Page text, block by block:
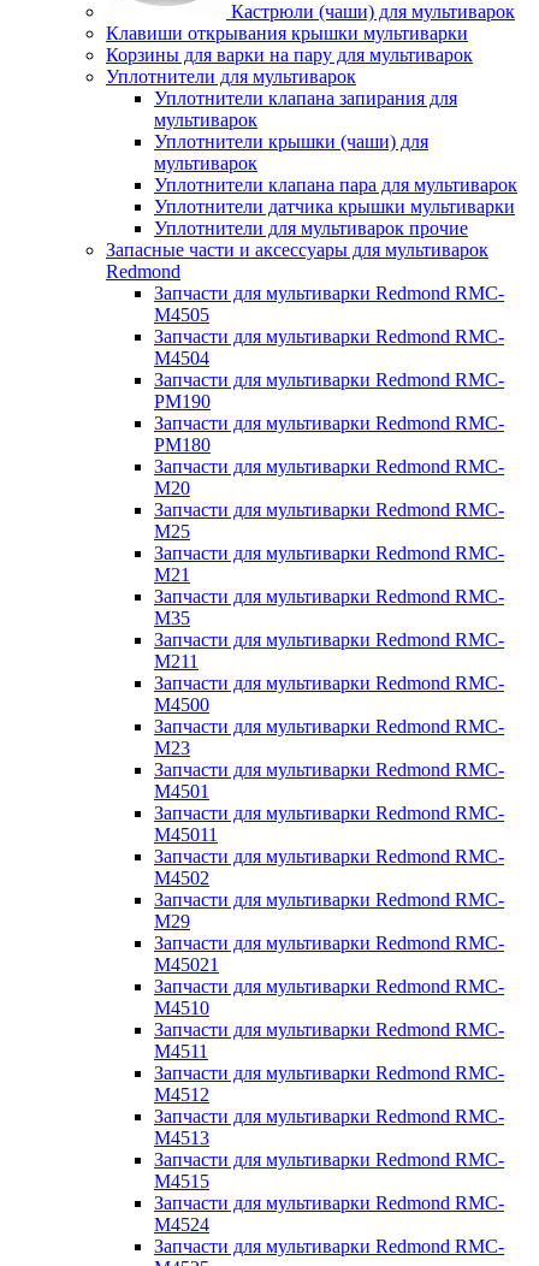
Кастрюли (чаши) для мультиварок
Клавиши открывания крышки мультиварки
Корзины для варки на пару для мультиварок
Уплотнители для мультиварок
Уплотнители клапана запирания для
мультиварок
Уплотнители крышки (чаши) для
мультиварок
Уплотнители клапана пара для мультиварок
Уплотнители датчика крышки мультиварки
Уплотнители для мультиварок прочие
Запасные части и аксессуары для мультиварок
Redmond
Запчасти для мультиварки Redmond RMC-
M4505
Запчасти для мультиварки Redmond RMC-
M4504
Запчасти для мультиварки Redmond RMC-
PM190
Запчасти для мультиварки Redmond RMC-
PM180
Запчасти для мультиварки Redmond RMC-
M20
Запчасти для мультиварки Redmond RMC-
M25
Запчасти для мультиварки Redmond RMC-
M21
Запчасти для мультиварки Redmond RMC-
M35
Запчасти для мультиварки Redmond RMC-
M211
Запчасти для мультиварки Redmond RMC-
M4500
Запчасти для мультиварки Redmond RMC-
M23
Запчасти для мультиварки Redmond RMC-
M4501
Запчасти для мультиварки Redmond RMC-
M45011
Запчасти для мультиварки Redmond RMC-
M4502
Запчасти для мультиварки Redmond RMC-
M29
Запчасти для мультиварки Redmond RMC-
M45021
Запчасти для мультиварки Redmond RMC-
M4510
Запчасти для мультиварки Redmond RMC-
M4511
Запчасти для мультиварки Redmond RMC-
M4512
Запчасти для мультиварки Redmond RMC-
M4513
Запчасти для мультиварки Redmond RMC-
M4515
Запчасти для мультиварки Redmond RMC-
M4524
Запчасти для мультиварки Redmond RMC-